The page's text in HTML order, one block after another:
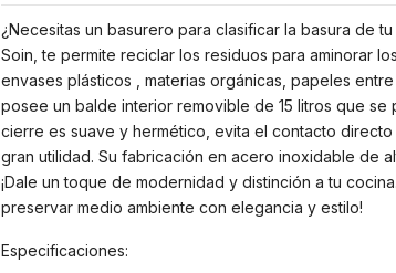
¿Necesitas un basurero para clasificar la basura de
Soin, te permite reciclar los residuos para aminorar
envases plásticos , materias orgánicas, papeles
posee un balde interior removible de 15 litros que se
cierre es suave y hermético, evita el contacto
gran utilidad. Su fabricación en acero inoxidable de
¡Dale un toque de modernidad y distinción a tu
preservar medio ambiente con elegancia y estilo!
Especificaciones: